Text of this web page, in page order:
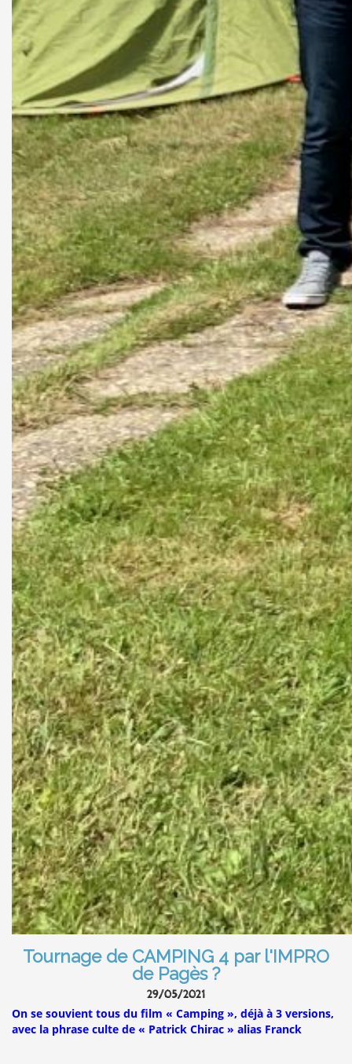
Tournage de CAMPING 4 par l'IMPRO
de Pagès ?
29/05/2021
On se souvient tous du film « Camping », déjà à 3 versions,
avec la phrase culte de « Patrick Chirac » alias Franck